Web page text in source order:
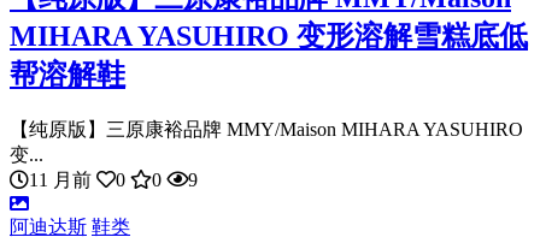
MIHARA YASUHIRO 变形溶解雪糕底低
帮溶解鞋
【纯原版】三原康裕品牌 MMY/Maison MIHARA YASUHIRO
变...
11 月前
0 0 9
阿迪达斯 鞋类